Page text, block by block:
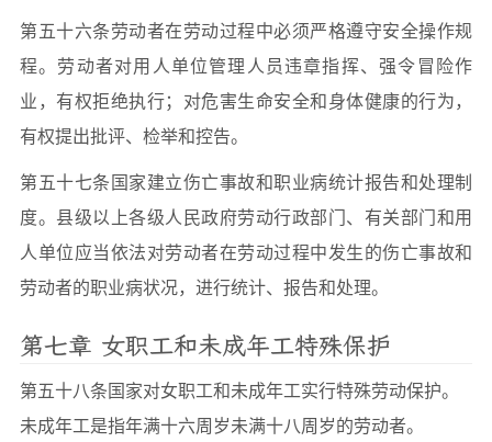
第五十六条劳动者在劳动过程中必须严格遵守安全操作规
程。劳动者对用人单位管理人员违章指挥、强令冒险作
业，有权拒绝执行；对危害生命安全和身体健康的行为，
有权提出批评、检举和控告。
第五十七条国家建立伤亡事故和职业病统计报告和处理制
度。县级以上各级人民政府劳动行政部门、有关部门和用
人单位应当依法对劳动者在劳动过程中发生的伤亡事故和
劳动者的职业病状况，进行统计、报告和处理。
第七章 女职工和未成年工特殊保护
第五十八条国家对女职工和未成年工实行特殊劳动保护。
未成年工是指年满十六周岁未满十八周岁的劳动者。